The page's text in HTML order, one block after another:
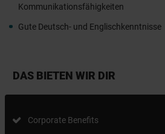
Kommunikationsfähigkeiten
Gute Deutsch- und Englischkenntnisse
DAS BIETEN WIR DIR
Corporate Benefits